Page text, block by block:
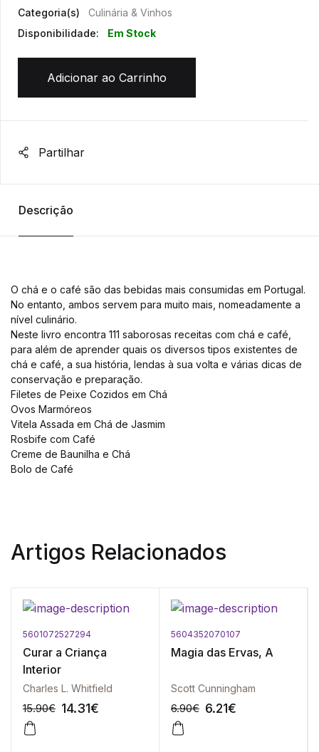
Categoria(s)
Culinária & Vinhos
Disponibilidade:
Em Stock
Adicionar ao Carrinho
Partilhar
Descrição
O chá e o café são das bebidas mais consumidas em Portugal.
No entanto, ambos servem para muito mais, nomeadamente a
nível culinário.
Neste livro encontra 111 saborosas receitas com chá e café,
para além de aprender quais os diversos tipos existentes de
chá e café, a sua história, lendas à sua volta e várias dicas de
conservação e preparação.
Filetes de Peixe Cozidos em Chá
Ovos Marmóreos
Vitela Assada em Chá de Jasmim
Rosbife com Café
Creme de Baunilha e Chá
Bolo de Café
Artigos Relacionados
5601072527294
Curar a Criança
Interior
Charles L. Whitfield
15.90€ 14.31€
5604352070107
Magia das Ervas, A
Scott Cunningham
6.90€ 6.21€